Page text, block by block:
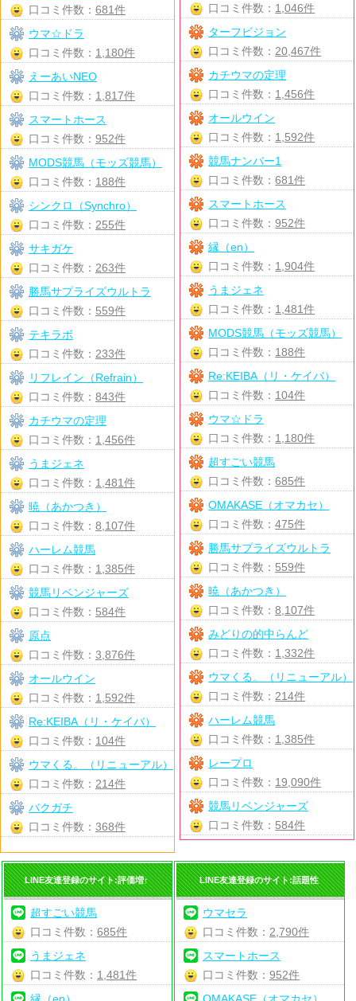
口コミ件数： 1,046件
ターフビジョン
口コミ件数： 20,467件
カチウマの定理
口コミ件数： 1,456件
オールウイン
口コミ件数： 1,592件
競馬ナンバー1
口コミ件数：681件
スマートホース
口コミ件数：952件
縁（en）
口コミ件数： 1,904件
うまジェネ
口コミ件数： 1,481件
MODS競馬（モッズ競馬）
口コミ件数： 188件
Re:KEIBA（リ・ケイバ）
口コミ件数： 104件
ウマ☆ドラ
口コミ件数： 1,180件
超すごい競馬
口コミ件数：685件
OMAKASE（オマカセ）
口コミ件数：475件
勝馬サプライズウルトラ
口コミ件数： 559件
暁（あかつき）
口コミ件数：8,107件
みどりの的中らんど
口コミ件数： 1,332件
ウマくる。（リニューアル）
口コミ件数： 214件
ハーレム競馬
口コミ件数： 1,385件
レープロ
口コミ件数： 19,090件
競馬リベンジャーズ
口コミ件数： 584件
口コミ件数： 681件
ウマ☆ドラ
口コミ件数： 1,180件
えーあいNEO
口コミ件数： 1,817件
スマートホース
口コミ件数： 952件
MODS競馬（モッズ競馬）
口コミ件数： 188件
シンクロ（Synchro）
口コミ件数： 255件
サキガケ
口コミ件数： 263件
勝馬サプライズウルトラ
口コミ件数： 559件
テキラボ
口コミ件数： 233件
リフレイン（Refrain）
口コミ件数： 843件
カチウマの定理
口コミ件数： 1,456件
うまジェネ
口コミ件数： 1,481件
暁（あかつき）
口コミ件数： 8,107件
ハーレム競馬
口コミ件数： 1,385件
競馬リベンジャーズ
口コミ件数： 584件
原点
口コミ件数： 3,876件
オールウイン
口コミ件数： 1,592件
Re:KEIBA（リ・ケイバ）
口コミ件数： 104件
ウマくる。（リニューアル）
口コミ件数： 214件
バクガチ
口コミ件数： 368件
LINE友達登録のサイト:評価増↑
超すごい競馬
口コミ件数：685件
うまジェネ
口コミ件数： 1,481件
LINE友達登録のサイト:話題性
ウマセラ
口コミ件数： 2,790件
スマートホース
口コミ件数： 952件